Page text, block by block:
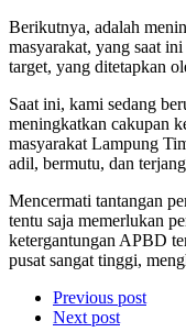
Berikutnya, adalah
masyarakat, yang saat
target, yang ditetapkan
Saat ini, kami sedang
meningkatkan cakupan
masyarakat Lampung
adil, bermutu, dan
Mencermati tantangan
tentu saja memerlukan
ketergantungan APBD
pusat sangat tinggi,
Previous post
Next post